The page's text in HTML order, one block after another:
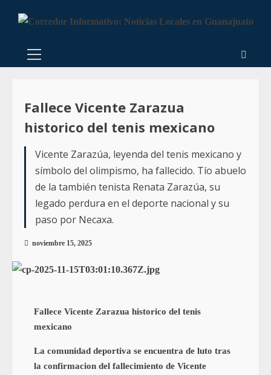
Fallece Vicente Zarazua
historico del tenis mexicano
Vicente Zarazúa, leyenda del tenis mexicano y
símbolo del olimpismo, ha fallecido. Tío abuelo
de la también tenista Renata Zarazúa, su
legado perdura en el deporte nacional y su
paso por Necaxa.
noviembre 15, 2025
Fallece Vicente Zarazua historico del tenis
mexicano
La comunidad deportiva se encuentra de luto tras
la confirmacion del fallecimiento de Vicente